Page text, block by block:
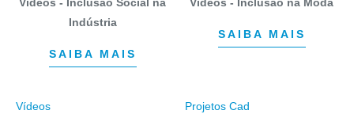
Vídeos - Inclusão Social na
Indústria
SAIBA MAIS
Vídeos - Inclusão na Moda
SAIBA MAIS
Vídeos Projetos Cad